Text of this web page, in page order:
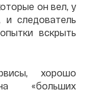
он вел, у
следователь
вскрыть
хорошо
«больших